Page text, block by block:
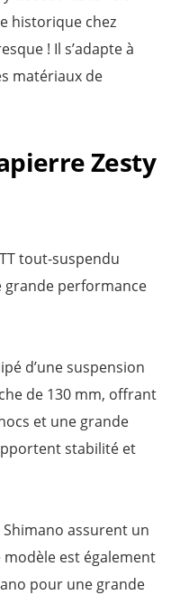
historique chez
! Il s’adapte à
matériaux de
Zesty
tout-suspendu
performance
d’une suspension
de 130 mm, offrant
et une grande
stabilité et
assurent un
est également
pour une grande